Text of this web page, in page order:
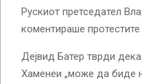
Рускиот претседател
коментираше
Дејвид Батер тврди
Хаменеи „може да биде